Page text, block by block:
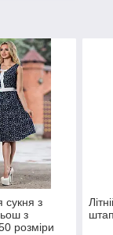
сукня з
з
розміри